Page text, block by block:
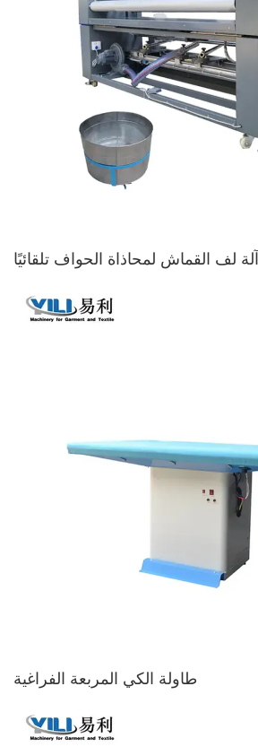
آلة لف القماش لمحاذاة الحواف تلقائيًا
طاولة الكي المربعة الفراغية